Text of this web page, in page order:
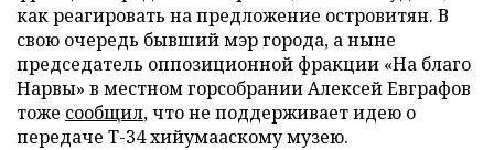
как реагировать на предложение островитян. В
свою очередь бывший мэр города, а ныне
председатель оппозиционной фракции «На благо
Нарвы» в местном горсобрании Алексей Евграфов
тоже сообщил, что не поддерживает идею о
передаче Т-34 хийумааскому музею.